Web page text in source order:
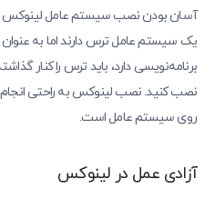
آسان بودن نصب سیستم عامل لینوکس
یک سیستم عامل ترس دارند اما به
برنامه‌نویسی دارد، باید ترس را کنار
نصب کنید. نصب لینوکس به راحتی انجام
روی سیستم عامل است.
آزادی عمل در لینوکس